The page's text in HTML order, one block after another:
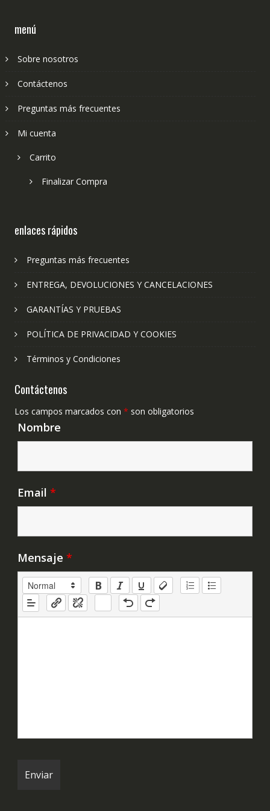
menú
Sobre nosotros
Contáctenos
Preguntas más frecuentes
Mi cuenta
Carrito
Finalizar Compra
enlaces rápidos
Preguntas más frecuentes
ENTREGA, DEVOLUCIONES Y CANCELACIONES
GARANTÍAS Y PRUEBAS
POLÍTICA DE PRIVACIDAD Y COOKIES
Términos y Condiciones
Contáctenos
Los campos marcados con * son obligatorios
Nombre
Email *
Mensaje *